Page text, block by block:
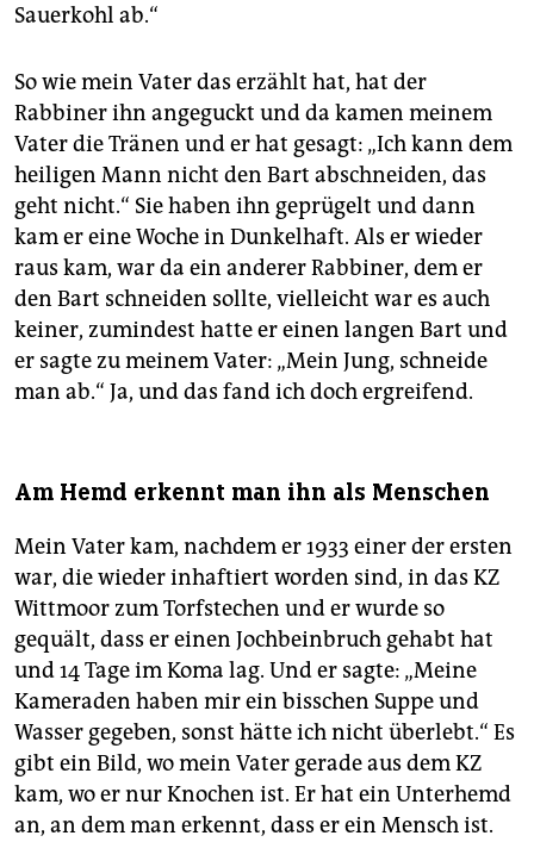
Sauerkohl ab.“
So wie mein Vater das erzählt hat, hat der
Rabbiner ihn angeguckt und da kamen meinem
Vater die Tränen und er hat gesagt: „Ich kann dem
heiligen Mann nicht den Bart abschneiden, das
geht nicht.“ Sie haben ihn geprügelt und dann
kam er eine Woche in Dunkelhaft. Als er wieder
raus kam, war da ein anderer Rabbiner, dem er
den Bart schneiden sollte, vielleicht war es auch
keiner, zumindest hatte er einen langen Bart und
er sagte zu meinem Vater: „Mein Jung, schneide
man ab.“ Ja, und das fand ich doch ergreifend.
Am Hemd erkennt man ihn als Menschen
Mein Vater kam, nachdem er 1933 einer der ersten
war, die wieder inhaftiert worden sind, in das KZ
Wittmoor zum Torfstechen und er wurde so
gequält, dass er einen Jochbeinbruch gehabt hat
und 14 Tage im Koma lag. Und er sagte: „Meine
Kameraden haben mir ein bisschen Suppe und
Wasser gegeben, sonst hätte ich nicht überlebt.“ Es
gibt ein Bild, wo mein Vater gerade aus dem KZ
kam, wo er nur Knochen ist. Er hat ein Unterhemd
an, an dem man erkennt, dass er ein Mensch ist.